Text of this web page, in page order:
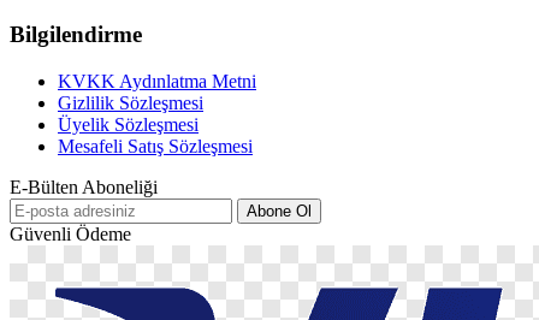
Bilgilendirme
KVKK Aydınlatma Metni
Gizlilik Sözleşmesi
Üyelik Sözleşmesi
Mesafeli Satış Sözleşmesi
E-Bülten Aboneliği
Abone Ol
Güvenli Ödeme